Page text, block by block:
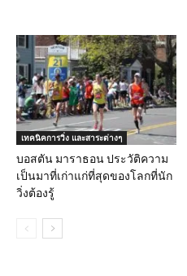
เทคนิคการวิ่ง และสาระต่างๆ
บอสตัน มาราธอน ประวัติความ
เป็นมาที่เก่าแก่ที่สุดของโลกที่นัก
วิ่งต้องรู้